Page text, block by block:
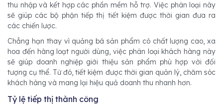
thu nhập và kết hợp các phần mềm hỗ trợ. Việc phân loại này
sẽ giúp các bộ phận tiếp thị tiết kiệm được thời gian đưa ra
các chiến lược.
Chẳng hạn thay vì quảng bá sản phẩm có chất lượng cao, xa
hoa đến hàng loạt người dùng, việc phân loại khách hàng này
sẽ giúp doanh nghiệp giới thiệu sản phẩm phù hợp với đối
tượng cụ thể. Từ đó, tiết kiệm được thời gian quản lý, chăm sóc
khách hàng và mang lại hiệu quả doanh thu nhanh hơn.
Tỷ lệ tiếp thị thành công